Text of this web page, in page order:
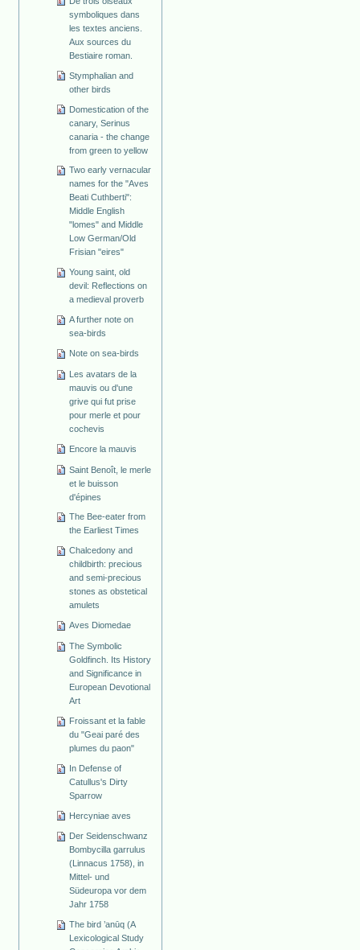
symboliques dans
les textes anciens.
Aux sources du
Bestiaire roman.
Stymphalian and
other birds
Domestication of the
canary, Serinus
canaria - the change
from green to yellow
Two early vernacular
names for the "Aves
Beati Cuthberti":
Middle English
"lomes" and Middle
Low German/Old
Frisian "eires"
Young saint, old
devil: Reflections on
a medieval proverb
A further note on
sea-birds
Note on sea-birds
Les avatars de la
mauvis ou d'une
grive qui fut prise
pour merle et pour
cochevis
Encore la mauvis
Saint Benoît, le merle
et le buisson
d'épines
The Bee-eater from
the Earliest Times
Chalcedony and
childbirth: precious
and semi-precious
stones as obstetical
amulets
Aves Diomedae
The Symbolic
Goldfinch. Its History
and Significance in
European Devotional
Art
Froissant et la fable
du "Geai paré des
plumes du paon"
In Defense of
Catullus's Dirty
Sparrow
Hercyniae aves
Der Seidenschwanz
Bombycilla garrulus
(Linnacus 1758), in
Mittel- und
Südeuropa vor dem
Jahr 1758
The bird ’anūq (A
Lexicological Study